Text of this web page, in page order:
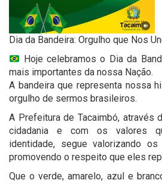
Dia da Bandeira: Orgulho que Nos
Hoje celebramos o Dia da
mais importantes da nossa Nação.
A bandeira que representa nossa
orgulho de sermos brasileiros.
A Prefeitura de Tacaimbó, através
cidadania e com os valores
identidade, segue valorizando
promovendo o respeito que eles
Que o verde, amarelo, azul e